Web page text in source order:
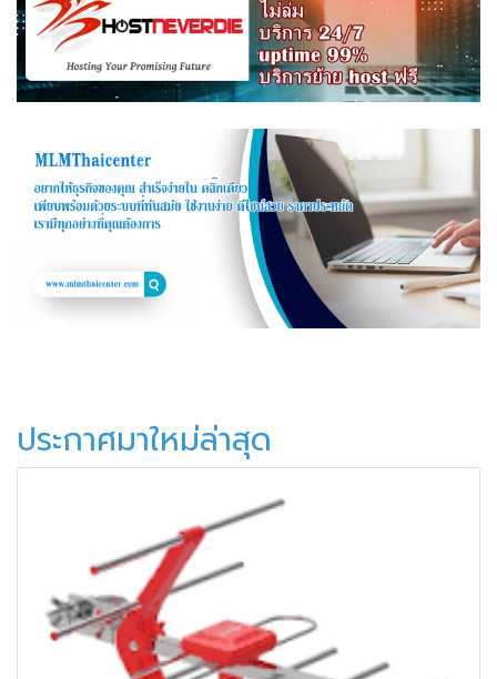
ประกาศมาใหม่ล่าสุด